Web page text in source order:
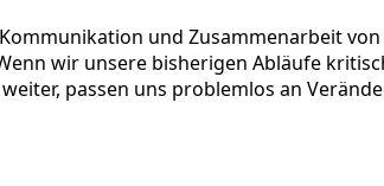
und Zusammenarbeit
wir unsere bisherigen Abläufe
passen uns problemlos an